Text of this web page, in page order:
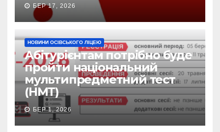
БЕР 17, 2026
НОВИНИ ОСІВСЬКОГО ЛІЦЕЮ
Абітурієнтам потрібно буде
пройти національний
мультипредметний тест
(НМТ)
БЕР 1, 2026